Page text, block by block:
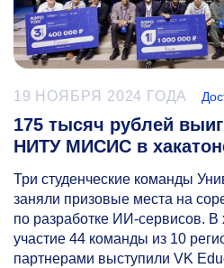
19 НОЯБРЯ 2024 ГОДА
175 тысяч рублей
НИТУ МИСИС в
Три студенческие команды
заняли призовые места на
по разработке ИИ-сервисов. В
участие 44 команды из 10
партнерами выступили VK